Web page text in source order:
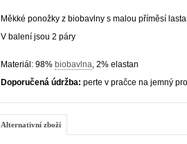
Měkké ponožky z biobavlny s malou příměsí
V balení jsou 2 páry
Materiál: 98% biobavlna, 2% elastan
Doporučená údržba: perte v pračce na jemný
Alternativní zboží